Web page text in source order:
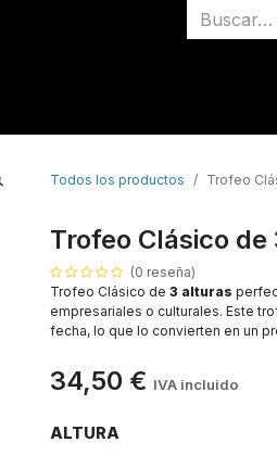
Todos los productos Trofeo
Trofeo Clásico
(0 reseña)
Trofeo Clásico de 3 alturas
empresariales o culturales. Este
fecha, lo que lo convierten en un
34,50 € IVA incluido
ALTURA